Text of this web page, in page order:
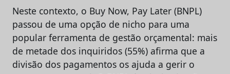
Neste contexto, o Buy Now, Pay Later (BNPL)
passou de uma opção de nicho para uma
popular ferramenta de gestão orçamental: mais
de metade dos inquiridos (55%) afirma que a
divisão dos pagamentos os ajuda a gerir o